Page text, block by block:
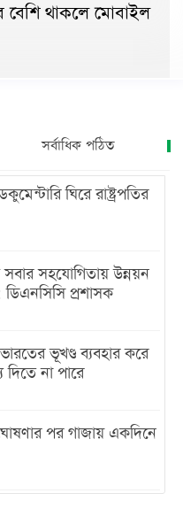
বেশি থাকলে মোবাইল
সর্বাধিক পঠিত
ঘিরে রাষ্ট্রপতির
সবার সহযোগিতায় উন্নয়ন
প্রশাসক
ভূখণ্ড ব্যবহার করে
না পারে
পর গাজায় একদিনে